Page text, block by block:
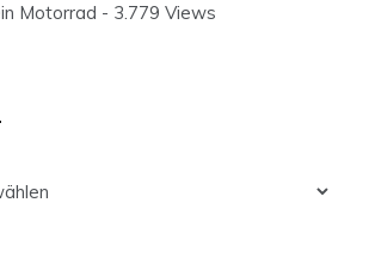
Motorrad - 3.779 Views